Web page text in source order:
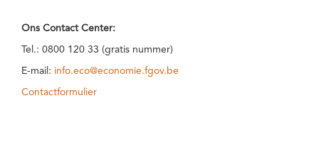
Ons Contact Center:
Tel.: 0800 120 33 (gratis nummer)
E-mail: info.eco@economie.fgov.be
Contactformulier